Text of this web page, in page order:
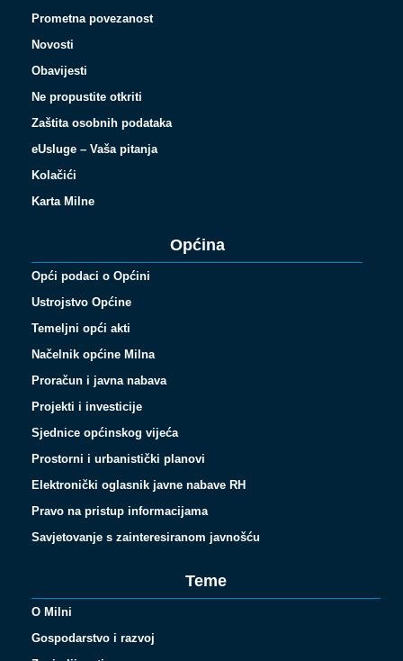
Prometna povezanost
Novosti
Obavijesti
Ne propustite otkriti
Zaštita osobnih podataka
eUsluge – Vaša pitanja
Kolačići
Karta Milne
Općina
Opći podaci o Općini
Ustrojstvo Općine
Temeljni opći akti
Načelnik općine Milna
Proračun i javna nabava
Projekti i investicije
Sjednice općinskog vijeća
Prostorni i urbanistički planovi
Elektronički oglasnik javne nabave RH
Pravo na pristup informacijama
Savjetovanje s zainteresiranom javnošću
Teme
O Milni
Gospodarstvo i razvoj